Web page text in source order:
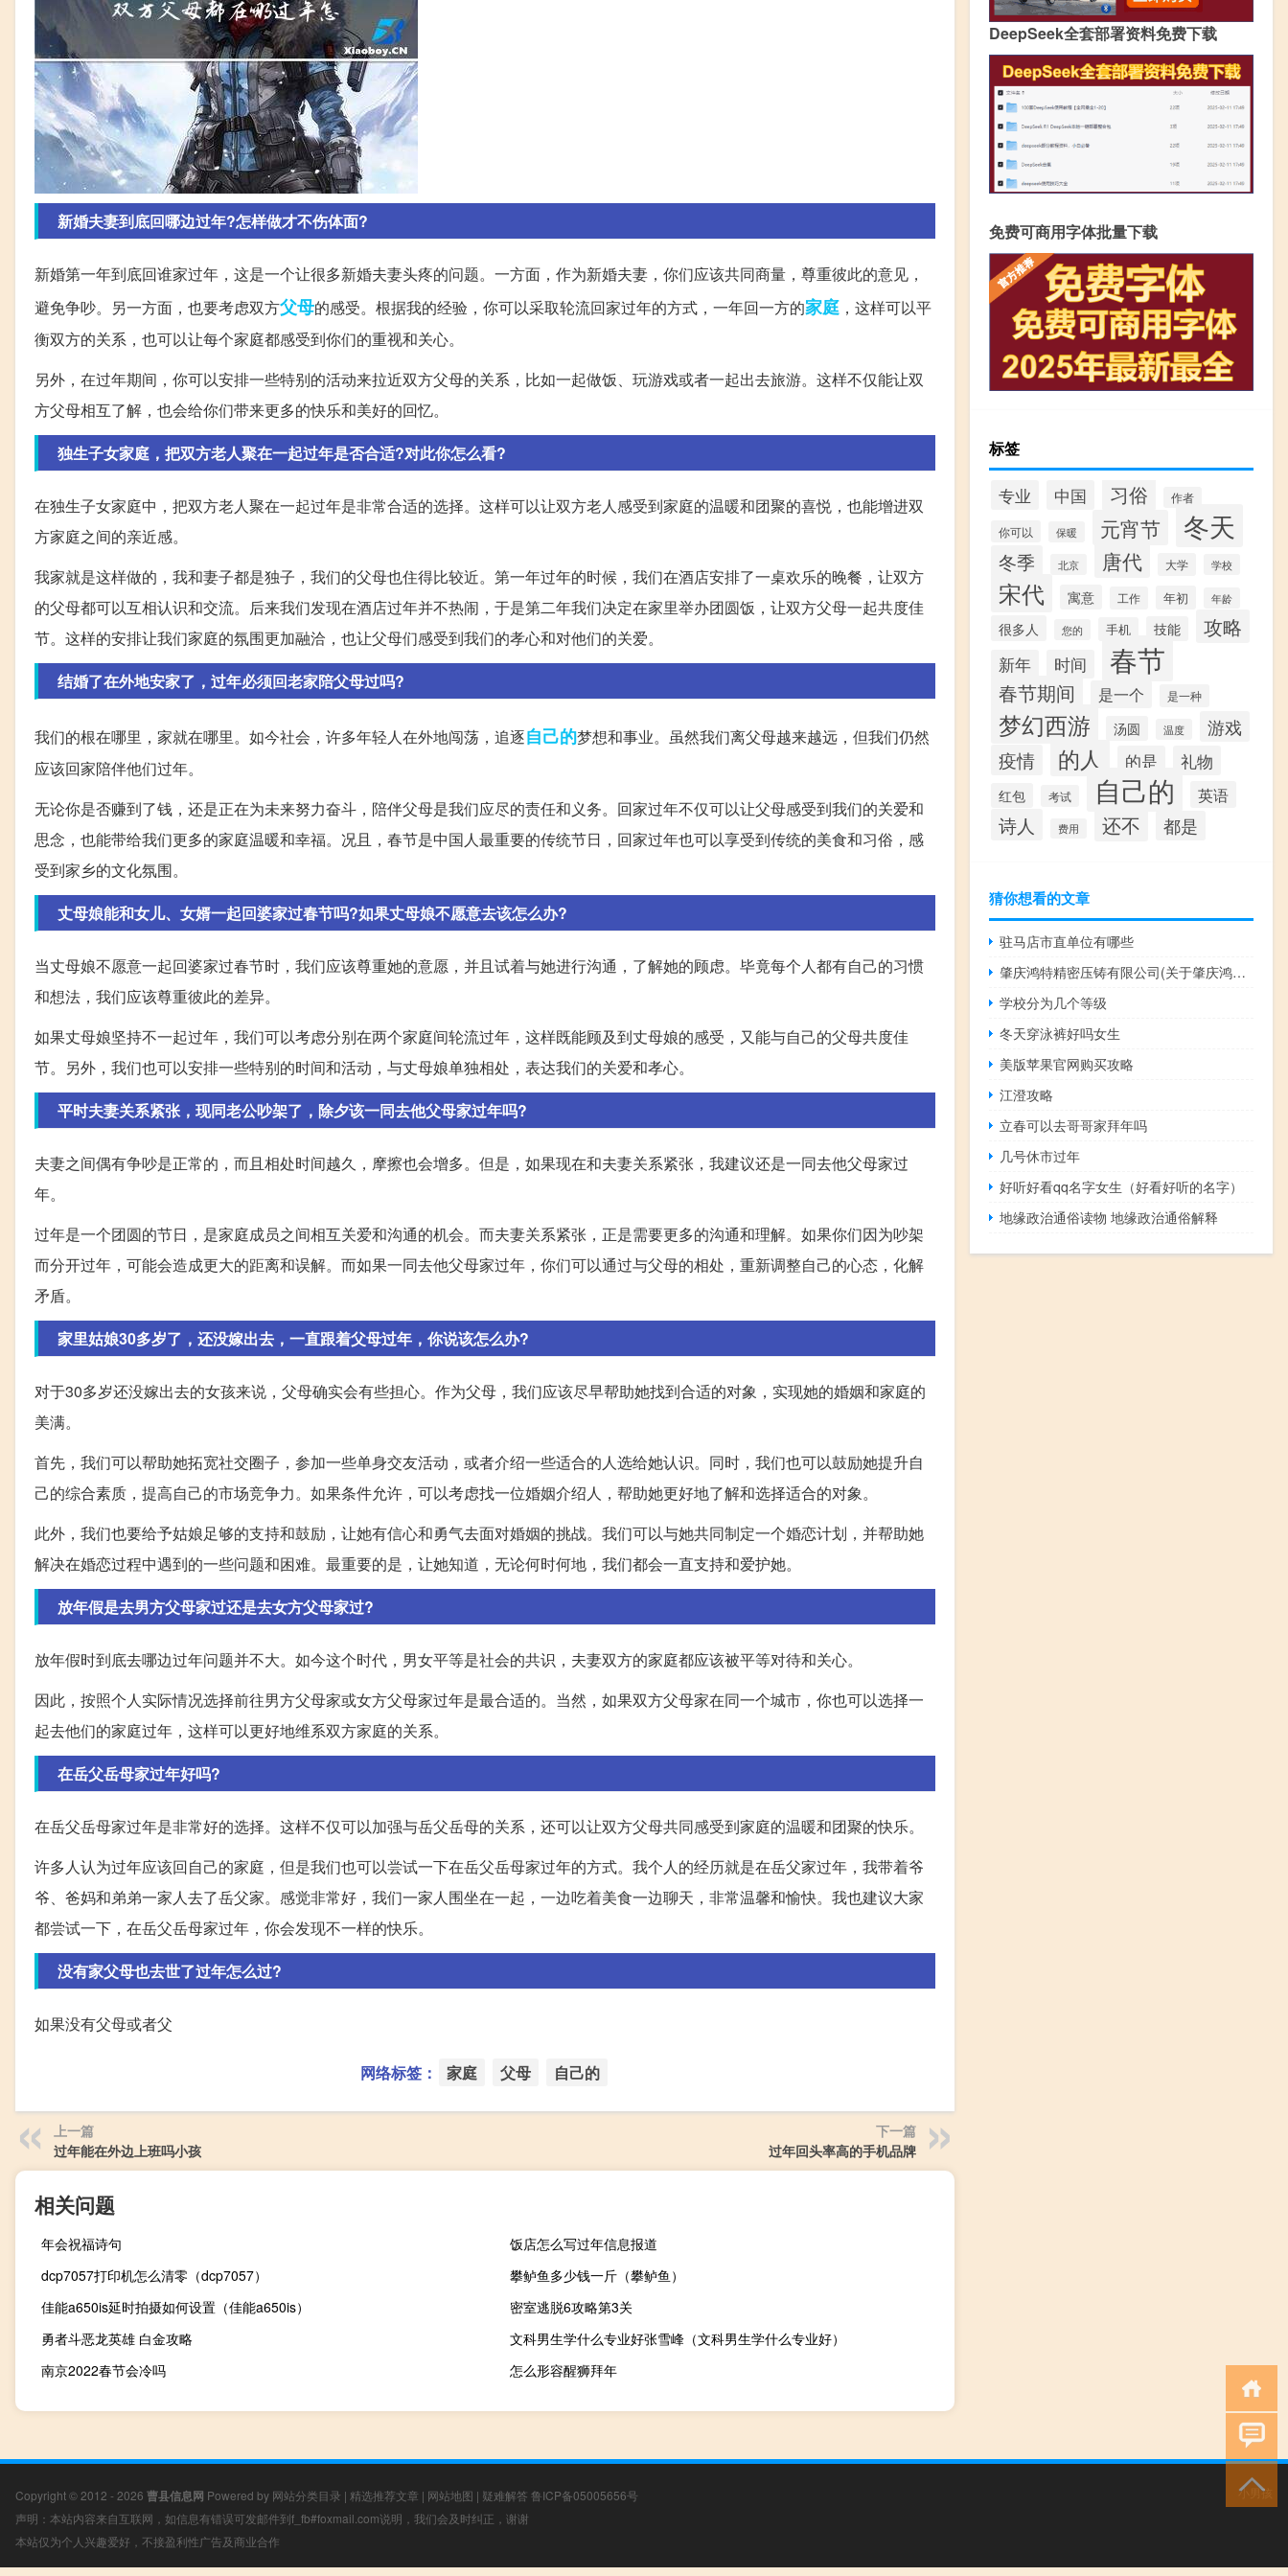
新婚夫妻到底回哪边过年?怎样做才不伤体面?
新婚第一年到底回谁家过年，这是一个让很多新婚夫妻头疼的问题。一方面，作为新婚夫妻，你们应该共同商量，尊重彼此的意见，
避免争吵。另一方面，也要考虑双方父母的感受。根据我的经验，你可以采取轮流回家过年的方式，一年回一方的家庭 ，这样可以平
衡双方的关系，也可以让每个家庭都感受到你们的重视和关心。
另外，在过年期间，你可以安排一些特别的活动来拉近双方父母的关系，比如一起做饭、玩游戏或者一起出去旅游。这样不仅能让双
方父母相互了解，也会给你们带来更多的快乐和美好的回忆。
独生子女家庭，把双方老人聚在一起过年是否合适?对此你怎么看?
在独生子女家庭中，把双方老人聚在一起过年是非常合适的选择。这样可以让双方老人感受到家庭的温暖和团聚的喜悦，也能增进双
方家庭之间的亲近感。
我家就是这样做的，我和妻子都是独子，我们的父母也住得比较近。第一年过年的时候，我们在酒店安排了一桌欢乐的晚餐，让双方
的父母都可以互相认识和交流。后来我们发现在酒店过年并不热闹，于是第二年我们决定在家里举办团圆饭，让双方父母一起共度佳
节。这样的安排让我们家庭的氛围更加融洽，也让父母们感受到我们的孝心和对他们的关爱。
结婚了在外地安家了，过年必须回老家陪父母过吗?
我们的根在哪里，家就在哪里。如今社会，许多年轻人在外地闯荡，追逐自己的梦想和事业。虽然我们离父母越来越远，但我们仍然
应该回家陪伴他们过年。
无论你是否赚到了钱，还是正在为未来努力奋斗，陪伴父母是我们应尽的责任和义务。回家过年不仅可以让父母感受到我们的关爱和
思念，也能带给我们更多的家庭温暖和幸福。况且，春节是中国人最重要的传统节日，回家过年也可以享受到传统的美食和习俗，感
受到家乡的文化氛围。
丈母娘能和女儿、女婿一起回婆家过春节吗?如果丈母娘不愿意去该怎么办?
当丈母娘不愿意一起回婆家过春节时，我们应该尊重她的意愿，并且试着与她进行沟通，了解她的顾虑。毕竟每个人都有自己的习惯
和想法，我们应该尊重彼此的差异。
如果丈母娘坚持不一起过年，我们可以考虑分别在两个家庭间轮流过年，这样既能顾及到丈母娘的感受，又能与自己的父母共度佳
节。另外，我们也可以安排一些特别的时间和活动，与丈母娘单独相处，表达我们的关爱和孝心。
平时夫妻关系紧张，现同老公吵架了，除夕该一同去他父母家过年吗?
夫妻之间偶有争吵是正常的，而且相处时间越久，摩擦也会增多。但是，如果现在和夫妻关系紧张，我建议还是一同去他父母家过
年。
过年是一个团圆的节日，是家庭成员之间相互关爱和沟通的机会。而夫妻关系紧张，正是需要更多的沟通和理解。如果你们因为吵架
而分开过年，可能会造成更大的距离和误解。而如果一同去他父母家过年，你们可以通过与父母的相处，重新调整自己的心态，化解
矛盾。
家里姑娘30多岁了，还没嫁出去，一直跟着父母过年，你说该怎么办?
对于30多岁还没嫁出去的女孩来说，父母确实会有些担心。作为父母，我们应该尽早帮助她找到合适的对象，实现她的婚姻和家庭的
美满。
首先，我们可以帮助她拓宽社交圈子，参加一些单身交友活动，或者介绍一些适合的人选给她认识。同时，我们也可以鼓励她提升自
己的综合素质，提高自己的市场竞争力。如果条件允许，可以考虑找一位婚姻介绍人，帮助她更好地了解和选择适合的对象。
此外，我们也要给予姑娘足够的支持和鼓励，让她有信心和勇气去面对婚姻的挑战。我们可以与她共同制定一个婚恋计划，并帮助她
解决在婚恋过程中遇到的一些问题和困难。最重要的是，让她知道，无论何时何地，我们都会一直支持和爱护她。
放年假是去男方父母家过还是去女方父母家过?
放年假时到底去哪边过年问题并不大。如今这个时代，男女平等是社会的共识，夫妻双方的家庭都应该被平等对待和关心。
因此，按照个人实际情况选择前往男方父母家或女方父母家过年是最合适的。当然，如果双方父母家在同一个城市，你也可以选择一
起去他们的家庭过年，这样可以更好地维系双方家庭的关系。
在岳父岳母家过年好吗?
在岳父岳母家过年是非常好的选择。这样不仅可以加强与岳父岳母的关系，还可以让双方父母共同感受到家庭的温暖和团聚的快乐。
许多人认为过年应该回自己的家庭，但是我们也可以尝试一下在岳父岳母家过年的方式。我个人的经历就是在岳父家过年，我带着爷
爷、爸妈和弟弟一家人去了岳父家。感觉非常好，我们一家人围坐在一起，一边吃着美食一边聊天，非常温馨和愉快。我也建议大家
都尝试一下，在岳父岳母家过年，你会发现不一样的快乐。
没有家父母也去世了过年怎么过?
如果没有父母或者父
网络标签： 家庭 父母 自己的
上一篇
过年能在外边上班吗小孩
下一篇
过年回头率高的手机品牌
相关问题
年会祝福诗句
饭店怎么写过年信息报道
dcp7057打印机怎么清零（dcp7057）
攀鲈鱼多少钱一斤（攀鲈鱼）
佳能a650is延时拍摄如何设置（佳能a650is）
密室逃脱6攻略第3关
勇者斗恶龙英雄 白金攻略
文科男生学什么专业好张雪峰（文科男生学什么专业好）
南京2022春节会冷吗
怎么形容醒狮拜年
DeepSeek全套部署资料免费下载
免费可商用字体批量下载
标签
专业 中国 习俗 作者
你可以 保暖 元宵节 冬天
冬季 北京 唐代 大学 学校
宋代 寓意 工作 年初 年龄
很多人 您的 手机 技能 攻略
新年 时间 春节
春节期间 是一个 是一种
梦幻西游 汤圆 温度
游戏
疫情
的人 的是 礼物
红包 考试 自己的 英语
诗人 费用 还不 都是
猜你想看的文章
驻马店市直单位有哪些
肇庆鸿特精密压铸有限公司(关于肇庆鸿特精密压铸有限公司简述)
学校分为几个等级
冬天穿泳裤好吗女生
美版苹果官网购买攻略
江澄攻略
立春可以去哥哥家拜年吗
几号休市过年
好听好看qq名字女生（好看好听的名字）
地缘政治通俗读物 地缘政治通俗解释
Copyright © 2012 - 2026 曹县信息网 Powered by 网站分类目录 | 精选推荐文章 | 网站地图 | 疑难解答 鲁ICP备05005656号
声明：本站内容来自互联网，如信息有错误可发邮件到f_fb#foxmail.com说明，我们会及时纠正，谢谢
本站仅为个人兴趣爱好，不接盈利性广告及商业合作
小男孩